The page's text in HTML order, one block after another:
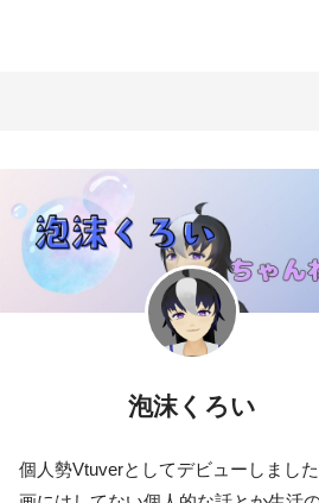
泡沫くろい
個人勢Vtuverとしてデビューしまし